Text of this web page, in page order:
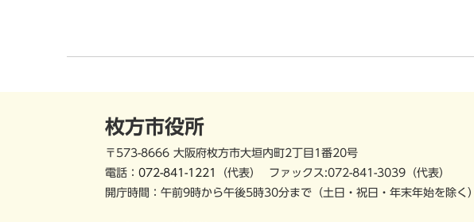
枚方市役所
〒573-8666 大阪府枚方市大垣内町2丁目1番20号
電話： 072-841-1221 （代表） ファックス:072-841-3039（代表）
開庁時間：午前9時から午後5時30分まで （土日・祝日・年末年始を除く）